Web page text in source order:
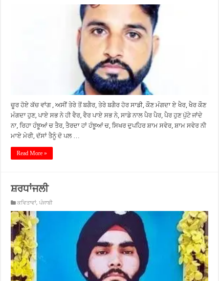
ਚੂਰ ਹੋਏ ਕੱਚ ਵਾਂਗ , ਅਸੀਂ ਤੇਰੇ ਤੋਂ ਬਗੈਰ, ਤੇਰੇ ਬਗੈਰ ਹੋਰ ਸਾਡੀ, ਕੌਣ ਮੰਗਦਾ ਏ ਖੈਰ, ਖੈਰ ਕੌਣ
ਮੰਗਦਾ ਹੁਣ, ਪਾਏ ਸਭ ਨੇ ਹੀ ਵੈਰ, ਵੈਰ ਪਾਏ ਸਭ ਨੇ, ਸਾਡੇ ਨਾਲ ਪੈਰ ਪੈਰ, ਪੈਰ ਹੁਣ ਪੁੱਟੇ ਜਾਂਦੇ
ਨਾ, ਰਿਹਾ ਹੰਝੂਆਂ ਚ ਤੈਰ, ਤੈਰਦਾ ਹਾਂ ਹੰਝੂਆਂ ਚ, ਸਿਖਰ ਦੁਪਹਿਰ ਸ਼ਾਮ ਸਵੇਰ, ਸ਼ਾਮ ਸਵੇਰ ਨੀ
ਮਾਏ ਮੇਰੀ, ਦੱਸਾਂ ਤੈਨੂੰ ਦੋ ਪਲ …
Read More »
ਸ਼ਰਧਾਂਜਲੀ
ਕਵਿਤਾਵਾਂ,ਪੰਜਾਬੀ